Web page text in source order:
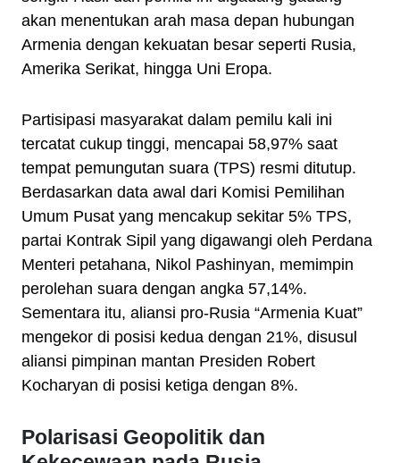
akan menentukan arah masa depan hubungan
Armenia dengan kekuatan besar seperti Rusia,
Amerika Serikat, hingga Uni Eropa.
Partisipasi masyarakat dalam pemilu kali ini
tercatat cukup tinggi, mencapai 58,97% saat
tempat pemungutan suara (TPS) resmi ditutup.
Berdasarkan data awal dari Komisi Pemilihan
Umum Pusat yang mencakup sekitar 5% TPS,
partai Kontrak Sipil yang digawangi oleh Perdana
Menteri petahana, Nikol Pashinyan, memimpin
perolehan suara dengan angka 57,14%.
Sementara itu, aliansi pro-Rusia “Armenia Kuat”
mengekor di posisi kedua dengan 21%, disusul
aliansi pimpinan mantan Presiden Robert
Kocharyan di posisi ketiga dengan 8%.
Polarisasi Geopolitik dan